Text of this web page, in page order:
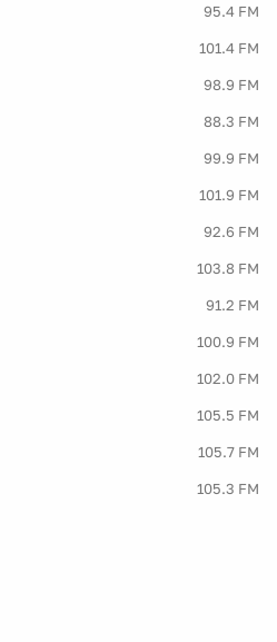
95.4 FM
101.4 FM
98.9 FM
88.3 FM
99.9 FM
101.9 FM
92.6 FM
103.8 FM
91.2 FM
100.9 FM
102.0 FM
105.5 FM
105.7 FM
105.3 FM